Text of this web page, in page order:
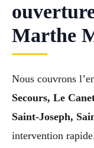
Marthe
Nous couvrons
Secours, Le
Saint-Joseph,
intervention